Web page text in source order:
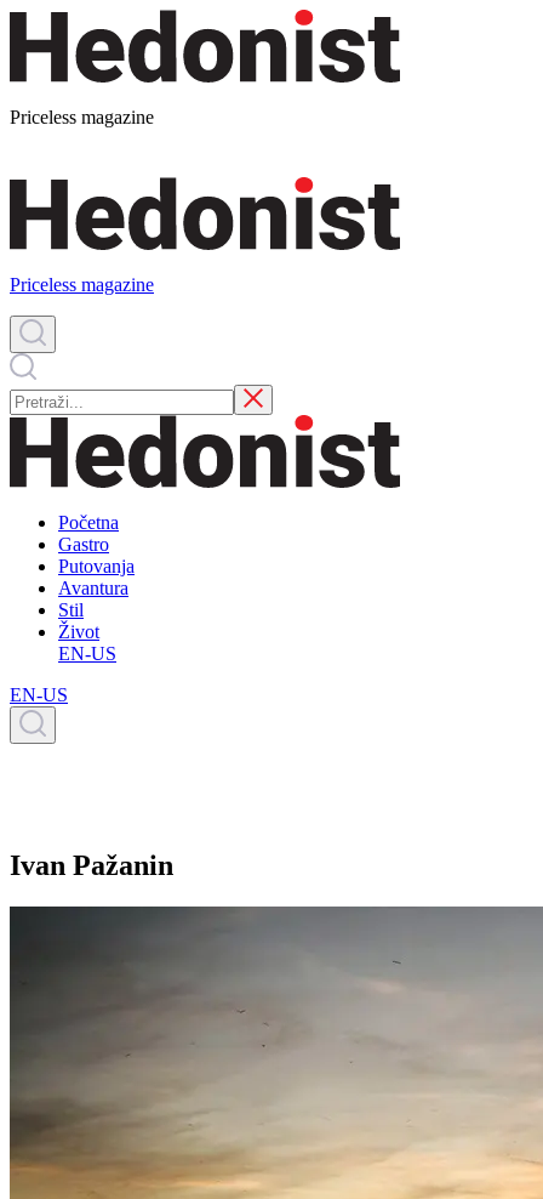
Priceless magazine
Priceless magazine
Početna
Gastro
Putovanja
Avantura
Stil
Život
EN-US
EN-US
Ivan Pažanin